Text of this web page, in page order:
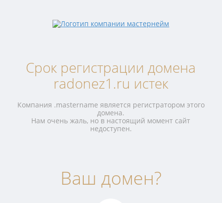
Срок регистрации домена
radonez1.ru истек
Компания .mastername является регистратором этого
домена.
Нам очень жаль, но в настоящий момент сайт
недоступен.
Ваш домен?